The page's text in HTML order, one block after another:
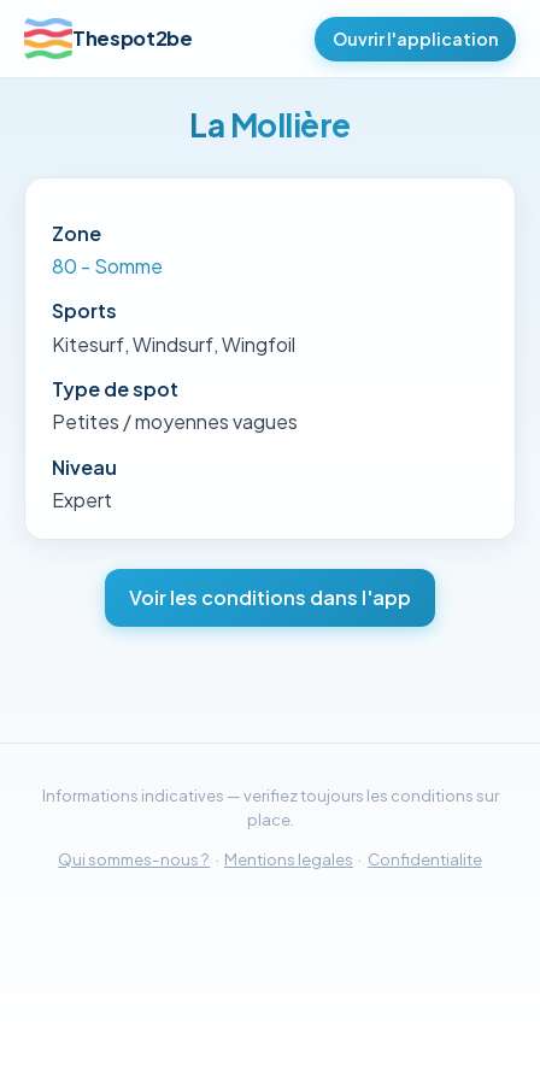
Thespot2be Ouvrir l'application
La Mollière
Zone
80 - Somme
Sports
Kitesurf, Windsurf, Wingfoil
Type de spot
Petites / moyennes vagues
Niveau
Expert
Voir les conditions dans l'app
Informations indicatives — verifiez toujours les conditions sur
place.
Qui sommes-nous ? · Mentions legales · Confidentialite